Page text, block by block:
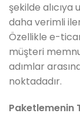
şekilde alıcıya
daha verimli
Özellikle e-
müşteri
adımlar
noktadadır.
Paketlemenin